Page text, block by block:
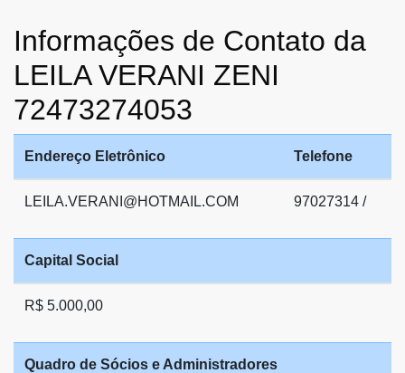
Informações de Contato da
LEILA VERANI ZENI
72473274053
Endereço Eletrônico Telefone
LEILA.VERANI@HOTMAIL.COM 97027314 /
Capital Social
R$ 5.000,00
Quadro de Sócios e Administradores